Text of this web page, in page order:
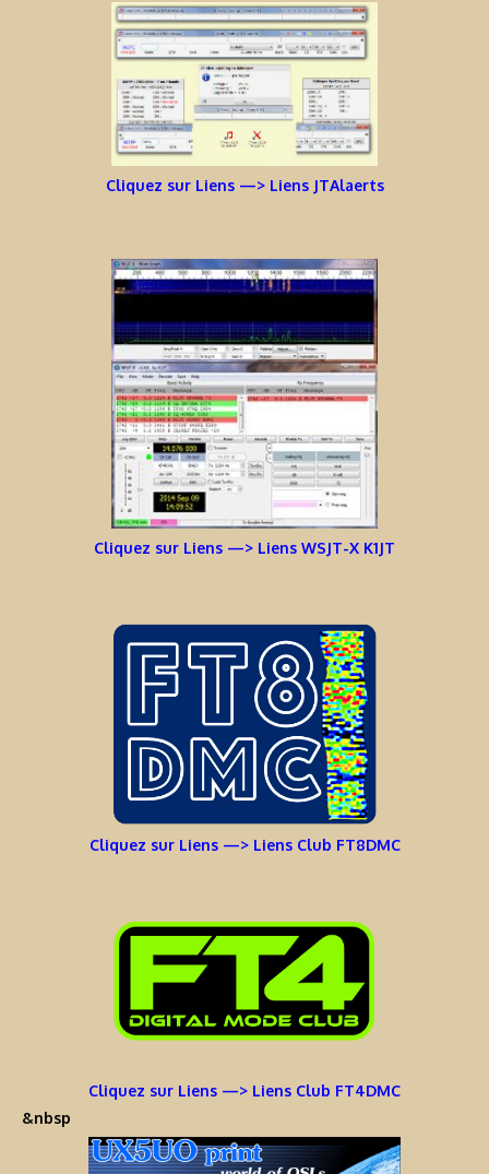
Cliquez sur Liens —> Liens JTAlaerts
Cliquez sur Liens —> Liens WSJT-X K1JT
Cliquez sur Liens —> Liens Club FT8DMC
Cliquez sur Liens —> Liens Club FT4DMC
&nbsp